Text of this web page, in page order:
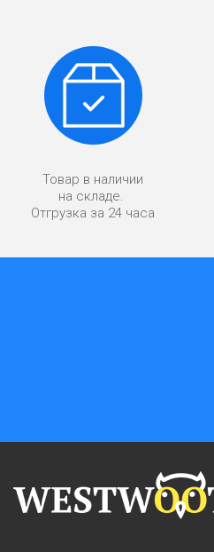
Товар в наличии
на складе.
Отгрузка за 24 часа